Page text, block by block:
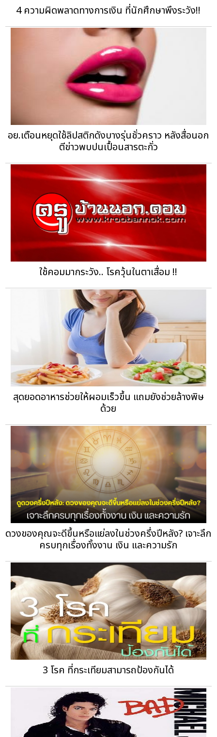
4 ความผิดพลาดทางการเงิน ที่นักศึกษาพึงระวัง!!
อย.เตือนหยุดใช้ลิปสติกดังบางรุ่นชั่วคราว หลังสื่อนอก
ตีข่าวพบปนเปื้อนสารตะกั่ว
ใช้คอมมากระวัง.. โรควุ้นในตาเสื่อม !!
สุดยอดอาหารช่วยให้ผอมเร็วขึ้น แถมยังช่วยล้างพิษ
ด้วย
ดวงของคุณจะดีขึ้นหรือแย่ลงในช่วงครึ่งปีหลัง? เจาะลึก
ครบทุกเรื่องทั้งงาน เงิน และความรัก
3 โรค ที่กระเทียมสามารถป้องกันได้